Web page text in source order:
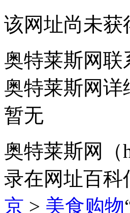
该网址尚未获
奥特莱斯网联
奥特莱斯网详
暂无
奥特莱斯网（
录在网址百科
京 > 美食购物